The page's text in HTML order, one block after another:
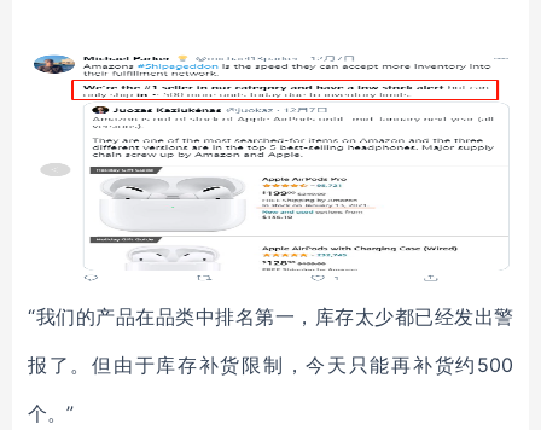
“我们的产品在品类中排名第一，库存太少都已经发出警
报了。但由于库存补货限制，今天只能再补货约500
个。”